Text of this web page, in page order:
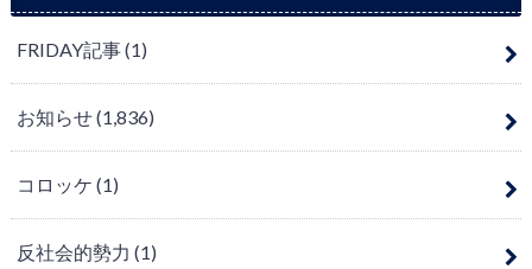
FRIDAY記事(1)
お知らせ(1,836)
コロッケ (1)
反社会的勢力 (1)